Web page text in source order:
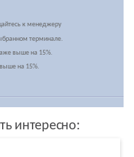
к менеджеру
терминале.
выше на 15%.
на 15%.
интересно: